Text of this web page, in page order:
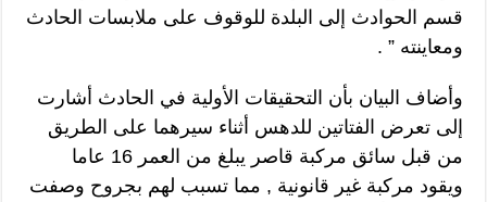
قسم الحوادث إلى البلدة للوقوف على ملابسات الحادث
ومعاينته ” .
وأضاف البيان بأن التحقيقات الأولية في الحادث أشارت
إلى تعرض الفتاتين للدهس أثناء سيرهما على الطريق
من قبل سائق مركبة قاصر يبلغ من العمر 16 عاما
ويقود مركبة غير قانونية , مما تسبب لهم بجروح وصفت